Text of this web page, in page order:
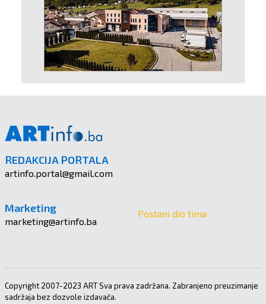
REDAKCIJA PORTALA
artinfo.portal@gmail.com
Marketing
marketing@artinfo.ba
Postani dio tima
Copyright 2007-2023 ART Sva prava zadržana. Zabranjeno preuzimanje
sadržaja bez dozvole izdavača.